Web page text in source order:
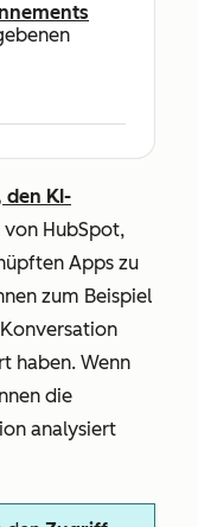
den KI-
von HubSpot,
Apps zu
zum Beispiel
haben. Wenn
die
analysiert